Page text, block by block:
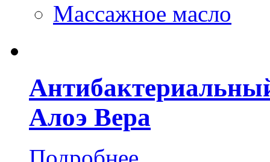
Массажное масло
Алоэ Вера